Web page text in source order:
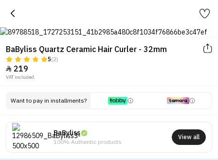
BaByliss Quartz Ceramic Hair Curler - 32mm
5(2)
 219
VAT included.
Want to pay in installments?
BaByliss
100% Authentic products
View all